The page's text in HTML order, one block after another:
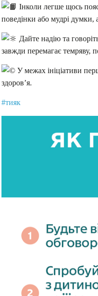
Інколи легше щось
поведінки або мудрі думки,
Дайте надію та
завжди перемагає темряву,
У межах ініціативи
здоров’я.
#тияк